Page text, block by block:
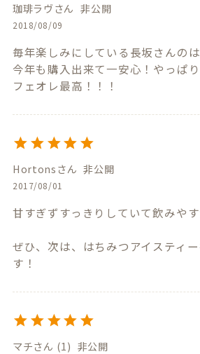
珈琲ラヴ 非公開
2018/08/09
毎年楽しみにしている長坂さんのは
今年も購入出来て一安心！やっぱ
フェオレ最高！！！
Hortons 非公開
2017/08/01
甘すぎずすっきりしていて飲みやす
ぜひ、次は、はちみつアイスティ
す！
マチ 1 非公開